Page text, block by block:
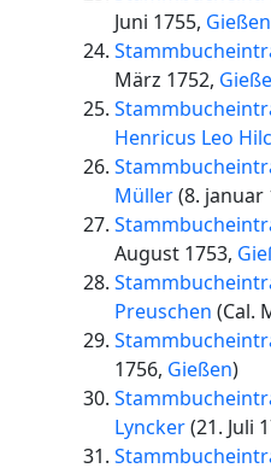
Juni 1755, Gießen
März 1752,
Henricus Leo
Müller(8. januar
August 1753,
Preuschen (Cal.
1756, Gießen)
Lyncker(21. Juli